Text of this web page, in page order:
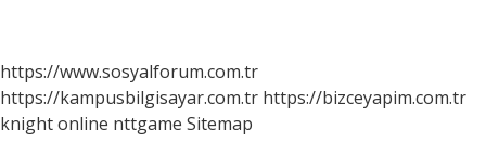
https://www.sosyalforum.com.tr
https://kampusbilgisayar.com.tr https://bizceyapim.com.tr
knight online nttgame Sitemap